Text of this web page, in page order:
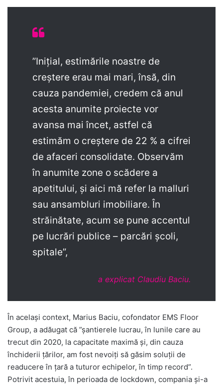
”Inițial, estimările noastre de
creștere erau mai mari, însă, din
cauza pandemiei, credem că anul
acesta anumite proiecte vor
avansa mai încet, astfel că
estimăm o creștere de 22 % a cifrei
de afaceri consolidate. Observăm
în anumite zone o scădere a
apetitului, și aici mă refer la malluri
sau ansambluri imobiliare. În
străinătate, acum se pune accentul
pe lucrări publice – parcări școli,
spitale”,
a explicat Claudiu Baciu.
În același context, Marius Baciu, cofondator EMS Floor
Group, a adăugat că ”șantierele lucrau, în lunile care au
trecut din 2020, la capacitate maximă și, din cauza
închiderii țărilor, am fost nevoiți să găsim soluții de
readucere în țară a tuturor echipelor, în timp record”.
Potrivit acestuia, în perioada de lockdown, compania și-a